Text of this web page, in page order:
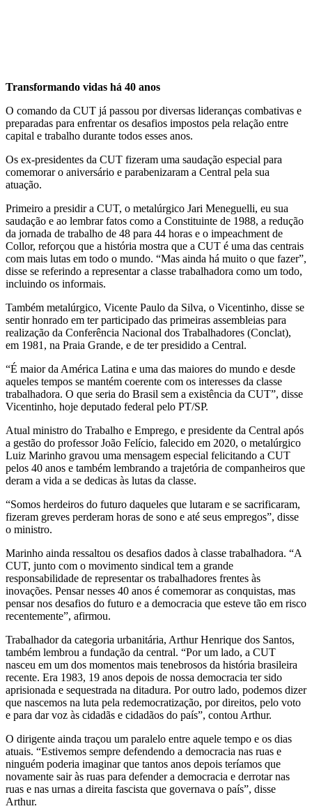
Transformando vidas há 40 anos
O comando da CUT já passou por diversas lideranças combativas e
preparadas para enfrentar os desafios impostos pela relação entre
capital e trabalho durante todos esses anos.
Os ex-presidentes da CUT fizeram uma saudação especial para
comemorar o aniversário e parabenizaram a Central pela sua
atuação.
Primeiro a presidir a CUT, o metalúrgico Jari Meneguelli, eu sua
saudação e ao lembrar fatos como a Constituinte de 1988, a redução
da jornada de trabalho de 48 para 44 horas e o impeachment de
Collor, reforçou que a história mostra que a CUT é uma das centrais
com mais lutas em todo o mundo. “Mas ainda há muito o que fazer”,
disse se referindo a representar a classe trabalhadora como um todo,
incluindo os informais.
Também metalúrgico, Vicente Paulo da Silva, o Vicentinho, disse se
sentir honrado em ter participado das primeiras assembleias para
realização da Conferência Nacional dos Trabalhadores (Conclat),
em 1981, na Praia Grande, e de ter presidido a Central.
“É maior da América Latina e uma das maiores do mundo e desde
aqueles tempos se mantém coerente com os interesses da classe
trabalhadora. O que seria do Brasil sem a existência da CUT”, disse
Vicentinho, hoje deputado federal pelo PT/SP.
Atual ministro do Trabalho e Emprego, e presidente da Central após
a gestão do professor João Felício, falecido em 2020, o metalúrgico
Luiz Marinho gravou uma mensagem especial felicitando a CUT
pelos 40 anos e também lembrando a trajetória de companheiros que
deram a vida a se dedicas às lutas da classe.
“Somos herdeiros do futuro daqueles que lutaram e se sacrificaram,
fizeram greves perderam horas de sono e até seus empregos”, disse
o ministro.
Marinho ainda ressaltou os desafios dados à classe trabalhadora. “A
CUT, junto com o movimento sindical tem a grande
responsabilidade de representar os trabalhadores frentes às
inovações. Pensar nesses 40 anos é comemorar as conquistas, mas
pensar nos desafios do futuro e a democracia que esteve tão em risco
recentemente”, afirmou.
Trabalhador da categoria urbanitária, Arthur Henrique dos Santos,
também lembrou a fundação da central. “Por um lado, a CUT
nasceu em um dos momentos mais tenebrosos da história brasileira
recente. Era 1983, 19 anos depois de nossa democracia ter sido
aprisionada e sequestrada na ditadura. Por outro lado, podemos dizer
que nascemos na luta pela redemocratização, por direitos, pelo voto
e para dar voz às cidadãs e cidadãos do país”, contou Arthur.
O dirigente ainda traçou um paralelo entre aquele tempo e os dias
atuais. “Estivemos sempre defendendo a democracia nas ruas e
ninguém poderia imaginar que tantos anos depois teríamos que
novamente sair às ruas para defender a democracia e derrotar nas
ruas e nas urnas a direita fascista que governava o país”, disse
Arthur.